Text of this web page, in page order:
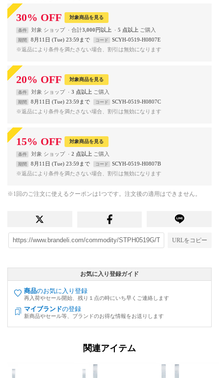
30% OFF 対象商品を見る
条件 対象 ショップ 合計3,000円以上 5 点以上
期間 8月11日 (Tue) 23:59まで コード
SCYH-0519-H0807E
※返品により条件を満たさない場合、割引は無効になります
20% OFF 対象商品を見る
条件 対象 ショップ 3 点以上
期間 8月11日 (Tue) 23:59まで コード
SCYH-0519-H0807C
※返品により条件を満たさない場合、割引は無効になります
15% OFF 対象商品を見る
条件 対象 ショップ 2 点以上
期間 8月11日 (Tue) 23:59まで コード
SCYH-0519-H0807B
※返品により条件を満たさない場合、割引は無効になります
※1回のご注文に使えるクーポンは1つです。注文後の適用はできません。
URLをコピー
お気に入り登録ガイド
商品のお気に入り登録
再入荷やセール開始、残り１点の時にいち早くご連絡します
マイブランドの登録
新商品やセール等、ブランドのお得な情報をお送りします
関連アイテム